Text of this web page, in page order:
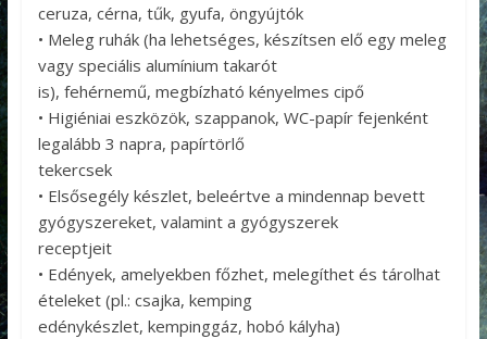
ceruza, cérna, tűk, gyufa, öngyújtók
• Meleg ruhák (ha lehetséges, készítsen elő egy meleg
vagy speciális alumínium takarót
is), fehérnemű, megbízható kényelmes cipő
• Higiéniai eszközök, szappanok, WC-papír fejenként
legalább 3 napra, papírtörlő
tekercsek
• Elsősegély készlet, beleértve a mindennap bevett
gyógyszereket, valamint a gyógyszerek
receptjeit
• Edények, amelyekben főzhet, melegíthet és tárolhat
ételeket (pl.: csajka, kemping
edénykészlet, kempinggáz, hobó kályha)